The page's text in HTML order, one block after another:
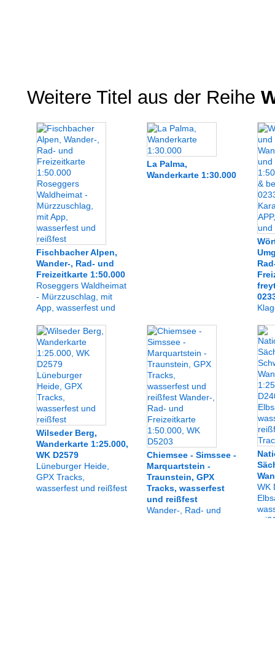
Weitere Titel aus der Reihe
Fischbacher Alpen,
Wander-, Rad- und
Freizeitkarte 1:50.000
Roseggers Waldheimat
- Mürzzuschlag, mit
App, wasserfest und
La Palma,
Wanderkarte 1:30.000
Wilseder Berg,
Wanderkarte 1:25.000,
WK D2579
Lüneburger Heide,
GPX Tracks,
wasserfest und reißfest
Chiemsee - Simssee -
Marquartstein -
Traunstein, GPX
Tracks, wasserfest
und reißfest
Wander-, Rad- und
WK